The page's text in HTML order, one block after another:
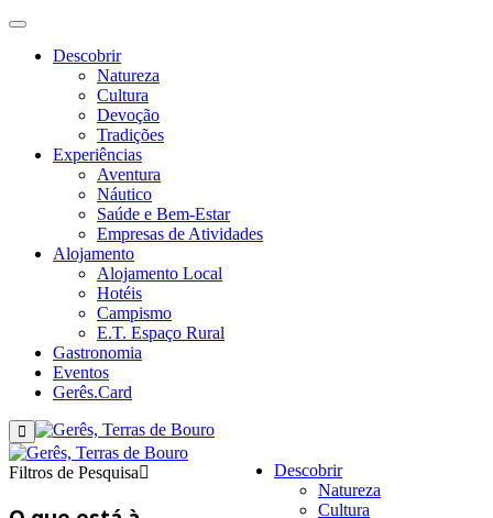
Descobrir
Natureza
Cultura
Devoção
Tradições
Experiências
Aventura
Náutico
Saúde e Bem-Estar
Empresas de Atividades
Alojamento
Alojamento Local
Hotéis
Campismo
E.T. Espaço Rural
Gastronomia
Eventos
Gerês.Card
Descobrir
Natureza
Cultura
Filtros de Pesquisa